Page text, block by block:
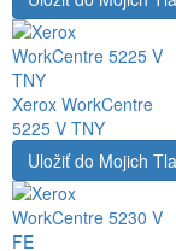
Xerox WorkCentre
5225 V TNY
Uložiť do Mojich